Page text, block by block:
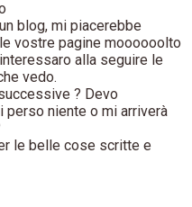
blog, mi piacerebbe
vostre pagine moooooolto
alla seguire le
vedo.
? Devo
niente o mi arriverà
le belle cose scritte e